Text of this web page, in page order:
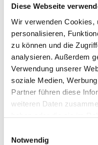
Diese Webseite
Wir verwenden Cookies,
personalisieren,
zu können und die
analysieren. Außerdem
Verwendung unserer
soziale Medien,
Partner führen diese
weiteren Daten
haben oder die sie im
Notwendig